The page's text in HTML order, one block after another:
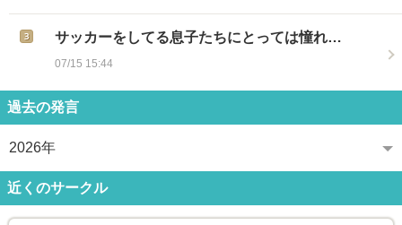
サッカーをしてる息子たちにとっては憧れ…
07/15 15:44
過去の発言
2026年
近くのサークル